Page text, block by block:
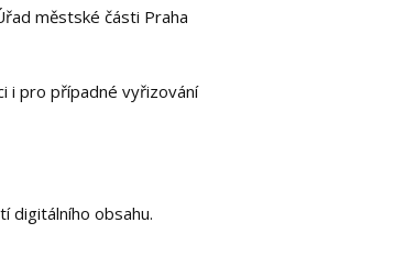
městské části Praha
i pro případné vyřizování
digitálního obsahu.